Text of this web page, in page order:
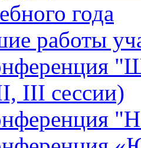
года
работы
III сессии)